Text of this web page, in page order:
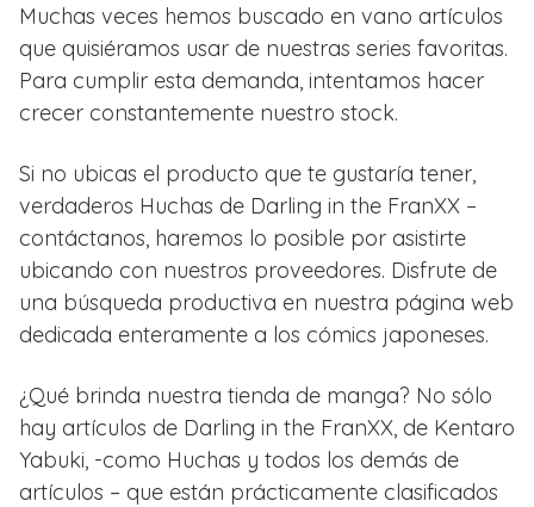
Muchas veces hemos buscado en vano artículos
que quisiéramos usar de nuestras series favoritas.
Para cumplir esta demanda, intentamos hacer
crecer constantemente nuestro stock.
Si no ubicas el producto que te gustaría tener,
verdaderos Huchas de Darling in the FranXX –
contáctanos, haremos lo posible por asistirte
ubicando con nuestros proveedores. Disfrute de
una búsqueda productiva en nuestra página web
dedicada enteramente a los cómics japoneses.
¿Qué brinda nuestra tienda de manga? No sólo
hay artículos de Darling in the FranXX, de Kentaro
Yabuki, -como Huchas y todos los demás de
artículos – que están prácticamente clasificados